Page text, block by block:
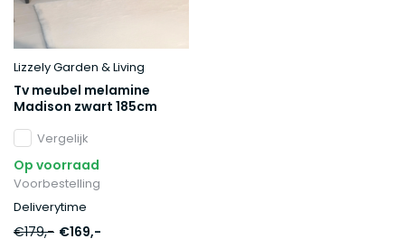
Lizzely Garden & Living
Tv meubel melamine
Madison zwart 185cm
Vergelijk
Op voorraad
Voorbestelling
Deliverytime
€179,- €169,-